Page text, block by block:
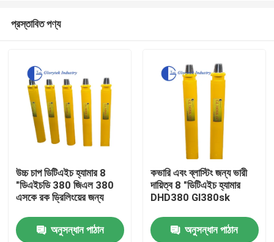
প্রস্তাবিত পণ্য
উচ্চ চাপ ডিটিএইচ হ্যামার 8
"ডিএইচডি 380 জিএল 380
এসকে রক ড্রিলিংয়ের জন্য
অনুসন্ধান পাঠান
কভারি এবং ব্লাস্টিং জন্য ভারী
দায়িত্ব 8 "ডিটিএইচ হ্যামার
DHD380 Gl380sk
অনুসন্ধান পাঠান